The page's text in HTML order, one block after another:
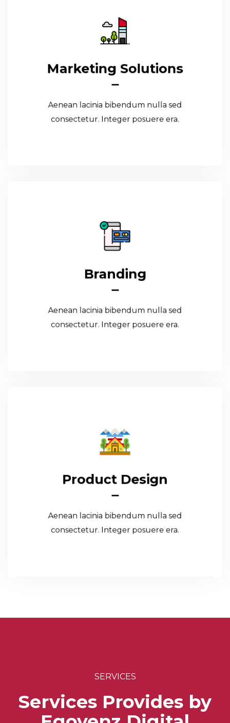
Marketing Solutions
Aenean lacinia bibendum nulla sed
consectetur. Integer posuere era.
Marketing Solutions
Aenean lacinia bibendum nulla sed
consectetur. Integer posuere era.
Read More
Branding
Aenean lacinia bibendum nulla sed
consectetur. Integer posuere era.
Branding
Aenean lacinia bibendum nulla sed
consectetur. Integer posuere era.
Read More
Product Design
Aenean lacinia bibendum nulla sed
consectetur. Integer posuere era.
Product Design
Aenean lacinia bibendum nulla sed
consectetur. Integer posuere era.
Read More
SERVICES
Services Provides by